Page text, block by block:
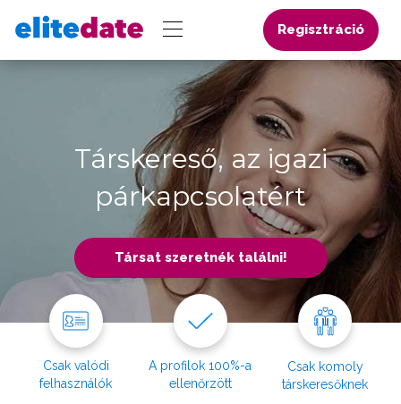
Regisztráció
Társkereső, az igazi
párkapcsolatért
Társat szeretnék találni!
Csak valódi
felhasználók
A profilok 100%-a
ellenőrzött
Csak komoly
társkeresőknek